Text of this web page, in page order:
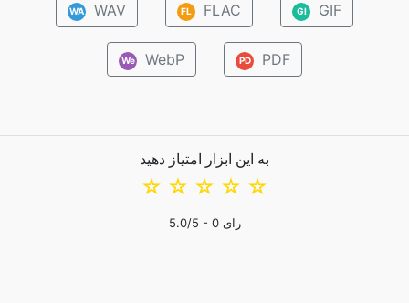
WA WAV FL FLAC GI GIF
We WebP PD PDF
به این ابزار امتیاز دهید
☆
☆
☆
☆
☆
5.0/5 - 0 رای